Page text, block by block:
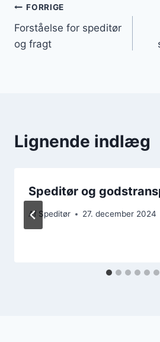
Indlægsnavigation
FORRIGE
Forståelse for speditør
og fragt
Lignende indlæg
Speditør og
Af Speditør 27. december 2024